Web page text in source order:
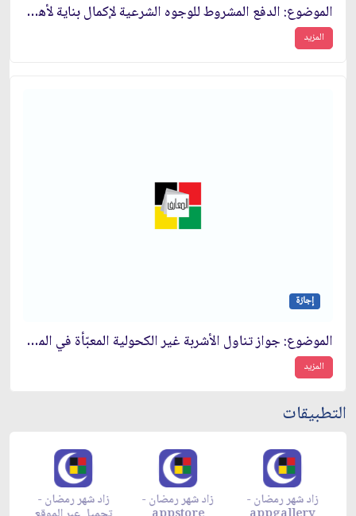
الموضوع: الدفع المشروط للوجوه الشرعية لإكمال بناية لأهل العلم والمستحقّين‏
المزيد
إجازة
الموضوع: جواز تناول الأشربة غير الكحولية المعبّأة في المصانع المصادَرة
المزيد
التطبيقات
زاد شهر رمضان - زاد شهر رمضان - زاد شهر رمضان -